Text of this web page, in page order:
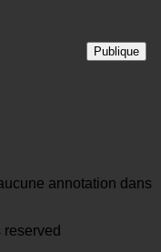
Publique
annotation dans